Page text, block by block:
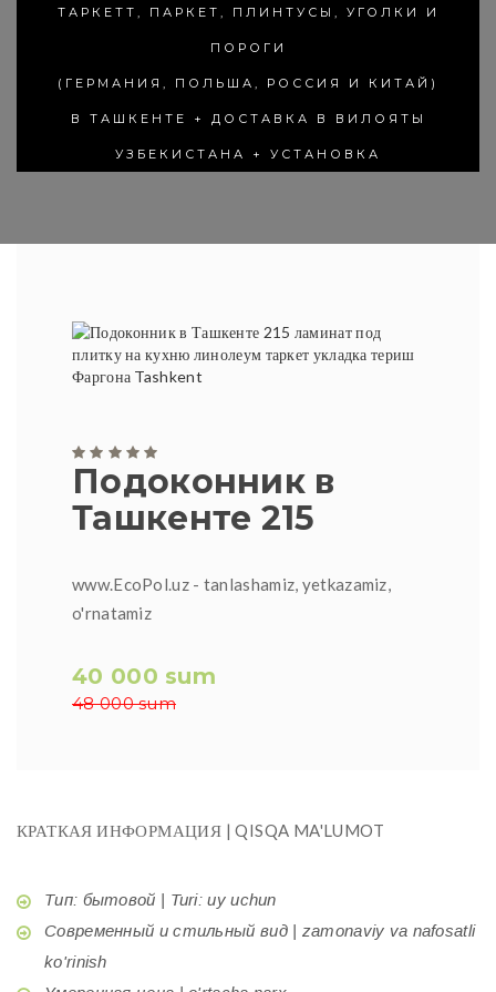
ТАРКЕТТ, ПАРКЕТ, ПЛИНТУСЫ, УГОЛКИ И
ПОРОГИ
(ГЕРМАНИЯ, ПОЛЬША, РОССИЯ И КИТАЙ)
В ТАШКЕНТЕ + ДОСТАВКА В ВИЛОЯТЫ
УЗБЕКИСТАНА + УСТАНОВКА
Подоконник в
Ташкенте 215
www.EcoPol.uz - tanlashamiz, yetkazamiz,
o'rnatamiz
40 000 sum
48 000 sum
КРАТКАЯ ИНФОРМАЦИЯ | QISQA MA'LUMOT
Тип: бытовой | Turi: uy uchun
Современный и стильный вид | zamonaviy va nafosatli
ko'rinish